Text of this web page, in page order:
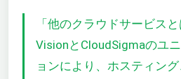
「他のクラウドサービス
VisionとCloudSigmaのユ
ョンにより、ホスティン